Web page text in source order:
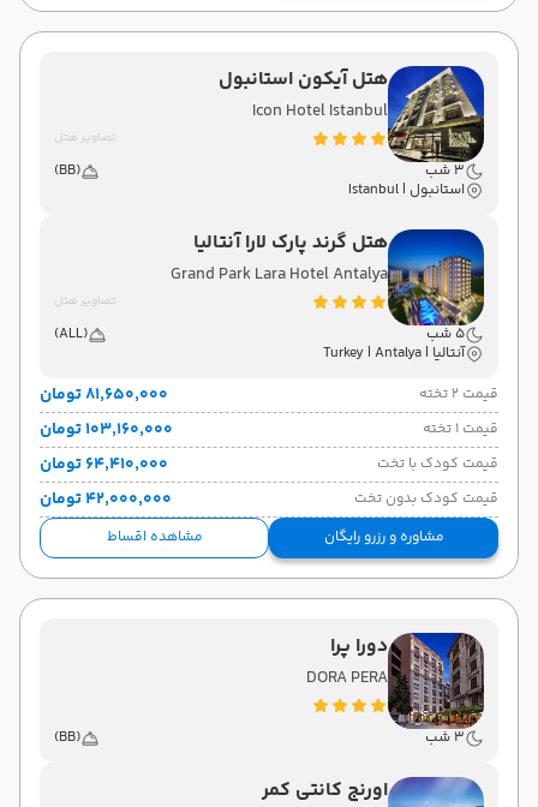
تهرانفرودگاه بین‌المللی امام خمینی IKA
حرکت: 23:59 هتل آیکون استانبول
Icon Hotel Istanbul
تصاویر هتل
3 شب
(BB)
استانبول | Istanbul
هتل گرند پارک لارا آنتالیا
Grand Park Lara Hotel Antalya
تصاویر هتل
5 شب
(ALL)
آنتالیا | Turkey | Antalya
قیمت 2 تخته
۸۱٬۶۵۰٬۰۰۰ تومان
قیمت 1 تخته ۱۰۳٬۱۶۰٬۰۰۰ تومان
قیمت کودک با تخت ۶۴٬۴۱۰٬۰۰۰ تومان
قیمت کودک بدون تخت ۴۲٬۰۰۰٬۰۰۰ تومان
مشاوره و رزرو رایگان مشاهده اقساط
دورا پرا
DORA PERA
3 شب (BB)
اورنج کانتی کمر